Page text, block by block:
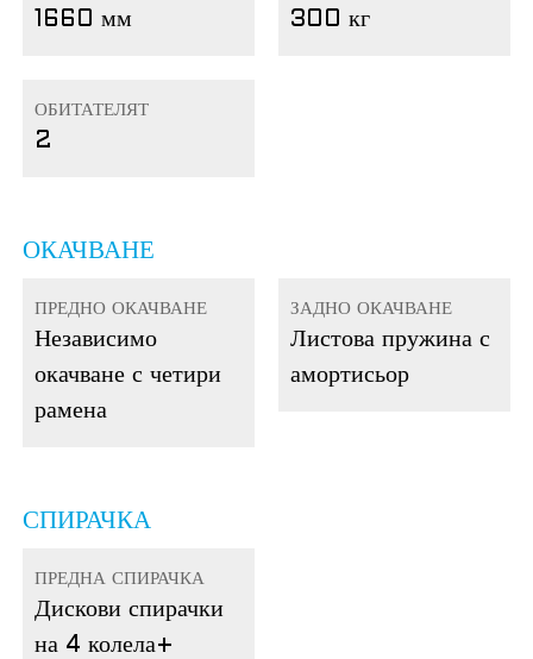
1660 мм 300 кг
ОБИТАТЕЛЯТ
2
ОКАЧВАНЕ
ПРЕДНО ОКАЧВАНЕ
Независимо
окачване с четири
рамена
ЗАДНО ОКАЧВАНЕ
Листова пружина с
амортисьор
СПИРАЧКА
ПРЕДНА СПИРАЧКА
Дискови спирачки
на 4 колела+